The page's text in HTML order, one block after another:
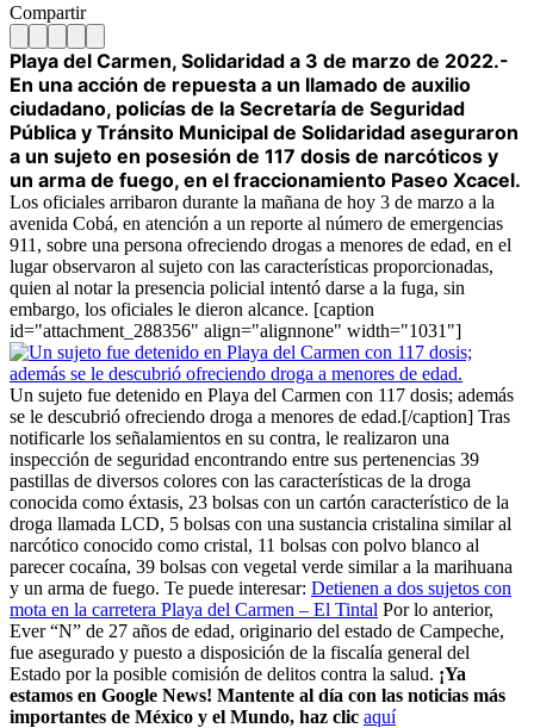
Compartir
Playa del Carmen, Solidaridad a 3 de marzo de 2022.-
En una acción de repuesta a un llamado de auxilio
ciudadano, policías de la Secretaría de Seguridad
Pública y Tránsito Municipal de Solidaridad aseguraron
a un sujeto en posesión de 117 dosis de narcóticos y
un arma de fuego, en el fraccionamiento Paseo Xcacel.
Los oficiales arribaron durante la mañana de hoy 3 de marzo a la
avenida Cobá, en atención a un reporte al número de emergencias
911, sobre una persona ofreciendo drogas a menores de edad, en el
lugar observaron al sujeto con las características proporcionadas,
quien al notar la presencia policial intentó darse a la fuga, sin
embargo, los oficiales le dieron alcance. [caption
id="attachment_288356" align="alignnone" width="1031"]
Un sujeto fue detenido en Playa del Carmen con 117 dosis; además
se le descubrió ofreciendo droga a menores de edad.[/caption] Tras
notificarle los señalamientos en su contra, le realizaron una
inspección de seguridad encontrando entre sus pertenencias 39
pastillas de diversos colores con las características de la droga
conocida como éxtasis, 23 bolsas con un cartón característico de la
droga llamada LCD, 5 bolsas con una sustancia cristalina similar al
narcótico conocido como cristal, 11 bolsas con polvo blanco al
parecer cocaína, 39 bolsas con vegetal verde similar a la marihuana
y un arma de fuego. Te puede interesar: Detienen a dos sujetos con
mota en la carretera Playa del Carmen – El Tintal Por lo anterior,
Ever “N” de 27 años de edad, originario del estado de Campeche,
fue asegurado y puesto a disposición de la fiscalía general del
Estado por la posible comisión de delitos contra la salud. ¡Ya
estamos en Google News! Mantente al día con las noticias más
importantes de México y el Mundo, haz clic aquí